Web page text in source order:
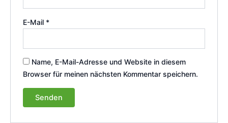
E-Mail *
Name, E-Mail-Adresse und Website in diesem
Browser für meinen nächsten Kommentar speichern.